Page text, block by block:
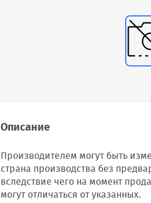
Описание
Производителем могут быть
страна производства без
вследствие чего на момент
могут отличаться от указанных.